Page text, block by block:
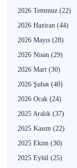
2026 Temmuz (22)
2026 Haziran (44)
2026 Mayıs (28)
2026 Nisan (29)
2026 Mart (30)
2026 Şubat (40)
2026 Ocak (24)
2025 Aralık (37)
2025 Kasım (22)
2025 Ekim (30)
2025 Eylül (25)